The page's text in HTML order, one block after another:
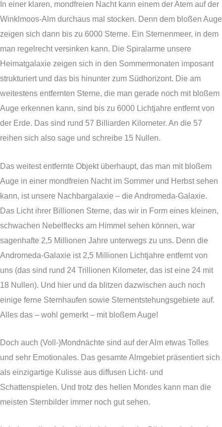
In einer klaren, mondfreien Nacht kann einem der Atem auf der
Winklmoos-Alm durchaus mal stocken. Denn dem bloßen Auge
zeigen sich dann bis zu 6000 Sterne. Ein Sternenmeer, in dem
man regelrecht versinken kann. Die Spiralarme unsere
Heimatgalaxie zeigen sich in den Sommermonaten imposant
strukturiert und das bis hinunter zum Südhorizont. Die am
weitestens entfernten Sterne, die man gerade noch mit bloßem
Auge erkennen kann, sind bis zu 6000 Lichtjahre entfernt von
der Erde. Das sind rund 57 Billiarden Kilometer. An die 57
reihen sich also sage und schreibe 15 Nullen.
Das weitest entfernte Objekt überhaupt, das man mit bloßem
Auge in einer mondfreien Nacht im Sommer und Herbst sehen
kann, ist unsere Nachbargalaxie – die Andromeda-Galaxie.
Das Licht ihrer Billionen Sterne, das wir in Form eines kleinen,
schwachen Nebelflecks am Himmel sehen können, war
sagenhafte 2,5 Millionen Jahre unterwegs zu uns. Denn die
Andromeda-Galaxie ist 2,5 Millionen Lichtjahre entfernt von
uns (das sind rund 24 Trillionen Kilometer, das ist eine 24 mit
18 Nullen). Und hier und da blitzen dazwischen auch noch
einige ferne Sternhaufen sowie Sternentstehungsgebiete auf.
Alles das – wohl gemerkt – mit bloßem Auge!
Doch auch (Voll-)Mondnächte sind auf der Alm etwas Tolles
und sehr Emotionales. Das gesamte Almgebiet präsentiert sich
als einzigartige Kulisse aus diffusen Licht- und
Schattenspielen. Und trotz des hellen Mondes kann man die
meisten Sternbilder immer noch gut sehen.